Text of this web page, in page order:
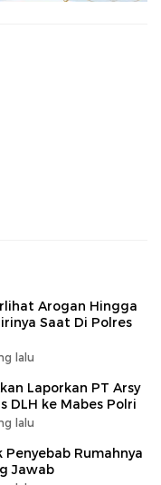
Arogan Hingga
Saat Di Polres
lalu
Laporkan PT Arsy
DLH ke Mabes Polri
lalu
Rumahnya
Jawab